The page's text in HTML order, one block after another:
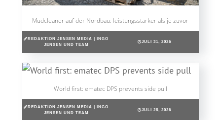
Mudcleaner auf der Nordbau: leistungsstärker als je zuvor
REDAKTION JENSEN MEDIA | INGO
JENSEN UND TEAM
JULI 31, 2026
World first: ematec DPS prevents side pull
REDAKTION JENSEN MEDIA | INGO
JENSEN UND TEAM
JULI 28, 2026